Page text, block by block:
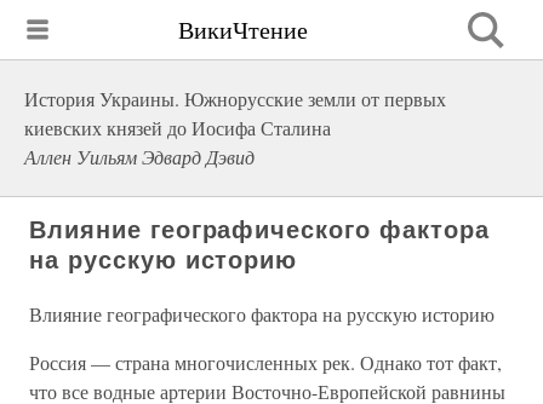
ВикиЧтение
История Украины. Южнорусские земли от первых
киевских князей до Иосифа Сталина
Аллен Уильям Эдвард Дэвид
Влияние географического фактора
на русскую историю
Влияние географического фактора на русскую историю
Россия — страна многочисленных рек. Однако тот факт,
что все водные артерии Восточно-Европейской равнины